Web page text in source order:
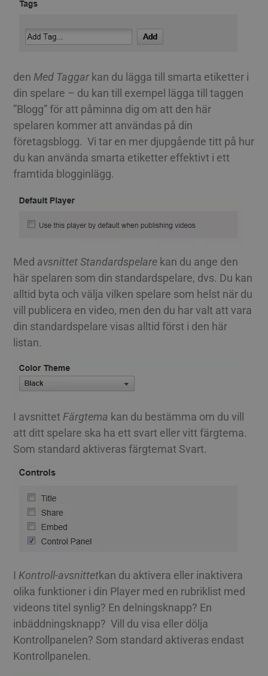
denMed Taggar kan du lägga till smarta etiketter i
din spelare – du kan till exempel lägga till taggen
”Blogg” för att påminna dig om att den här
spelaren kommer att användas på din
företagsblogg. Vi tar en mer djupgående titt på hur
du kan använda smarta etiketter effektivt i ett
framtida blogginlägg.
Medavsnittet Standardspelare kan du ange den
här spelaren som din standardspelare, dvs. Du kan
alltid byta och välja vilken spelare som helst när du
vill publicera en video, men den du har valt att vara
din standardspelare visas alltid först i den här
listan.
I avsnittet Färgtema kan du bestämma om du vill
att ditt spelare ska ha ett svart eller vitt färgtema.
Som standard aktiveras färgtemat Svart.
I Kontroll-avsnittetkan du aktivera eller inaktivera
olika funktioner i din Player med en rubriklist med
videons titel synlig? En delningsknapp? En
inbäddningsknapp? Vill du visa eller dölja
Kontrollpanelen? Som standard aktiveras endast
Kontrollpanelen.